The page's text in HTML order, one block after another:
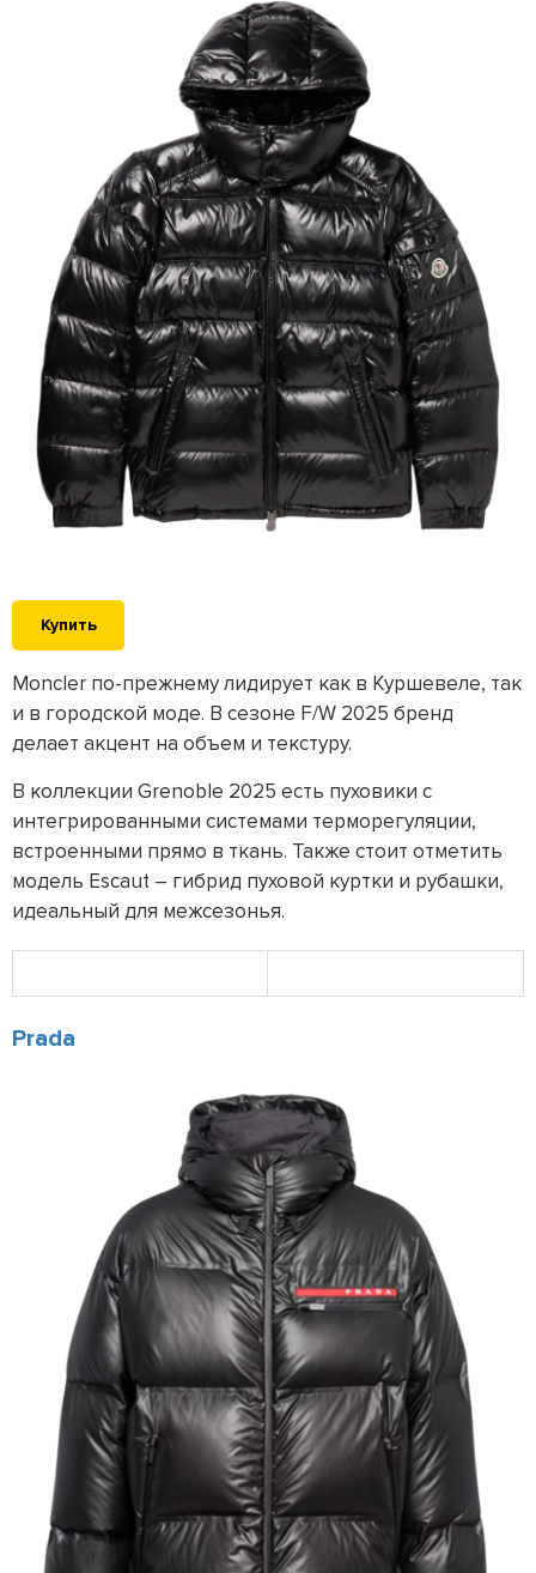
Купить
Moncler по-прежнему лидирует как в Куршевеле, так
и в городской моде. В сезоне F/W 2025 бренд
делает акцент на объем и текстуру.
В коллекции Grenoble 2025 есть пуховики с
интегрированными системами терморегуляции,
встроенными прямо в ткань. Также стоит отметить
модель Escaut – гибрид пуховой куртки и рубашки,
идеальный для межсезонья.
Prada